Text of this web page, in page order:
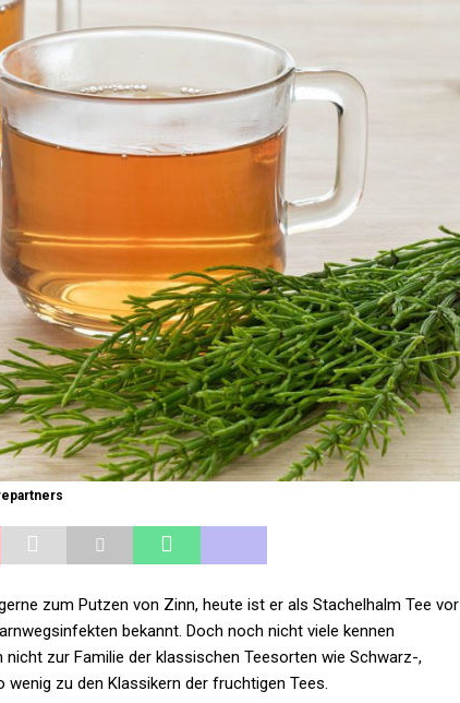
zum Putzen von Zinn, heute ist er als Stachelhalm Tee vor
bekannt. Doch noch nicht viele kennen
zur Familie der klassischen Teesorten wie Schwarz-,
zu den Klassikern der fruchtigen Tees.